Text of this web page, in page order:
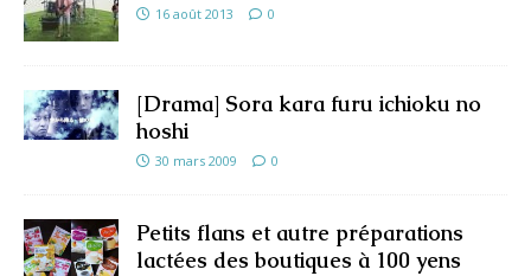
16 août 2013 0
[Drama] Sora kara furu ichioku no
hoshi
30 mars 2009 0
Petits flans et autre préparations
lactées des boutiques à 100 yens